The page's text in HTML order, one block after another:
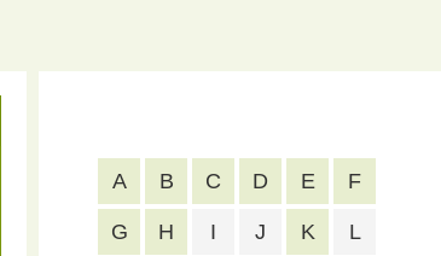
A B C D E F
G H I J K L